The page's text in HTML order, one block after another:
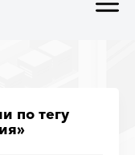
по тегу